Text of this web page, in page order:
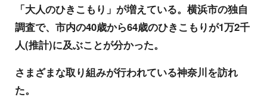
「大人のひきこもり」が増えている。横浜市の独自
調査で、市内の40歳から64歳のひきこもりが1万2千
人(推計)に及ぶことが分かった。
さまざまな取り組みが行われている神奈川を訪れ
た。